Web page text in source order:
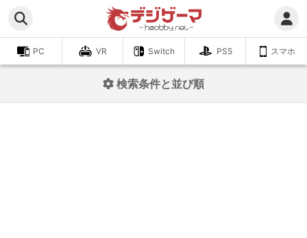
PC VR Switch PS5 スマホ
検索条件と並び順